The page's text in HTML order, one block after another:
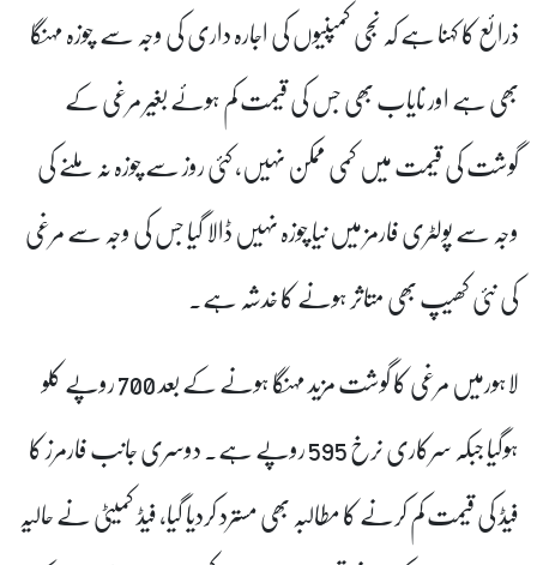
ذرائع کا کہنا ہے کہ نجی کمپنیوں کی اجارہ داری کی وجہ سے چوزہ مہنگا
بھی ہے اور نایاب بھی جس کی قیمت کم ہوئے بغیر مرغی کے
گوشت کی قیمت میں کمی ممکن نہیں، کئی روز سے چوزہ نہ ملنے کی
وجہ سے پولٹری فارمز میں نیا چوزہ نہیں ڈالا گیا جس کی وجہ سے مرغی
کی نئی کھیپ بھی متاثر ہونے کا خدشہ ہے۔
لاہورمیں مرغی کا گوشت مزید مہنگا ہونے کے بعد 700 روپے کلو
ہوگیا جبکہ سرکاری نرخ 595 روپے ہے۔ دوسری جانب فارمرز کا
فیڈ کی قیمت کم کرنے کا مطالبہ بھی مسترد کردیا گیا، فیڈ کمیٹی نے حالیہ